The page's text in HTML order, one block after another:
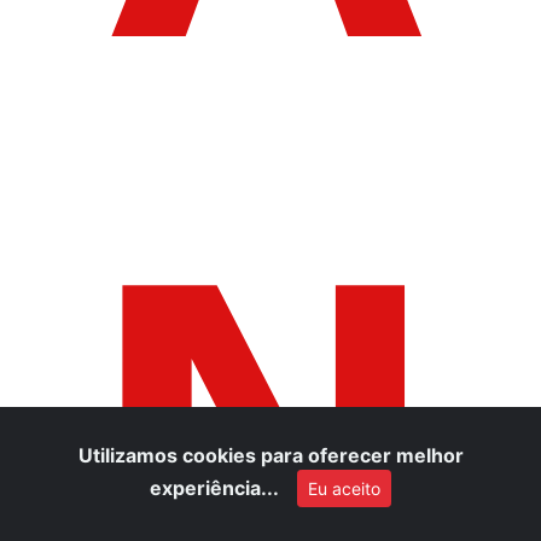
Utilizamos cookies para oferecer melhor
experiência...
Eu aceito